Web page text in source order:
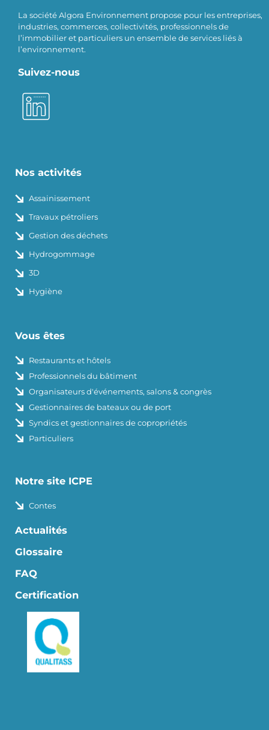
La société Algora Environnement propose pour les entreprises,
industries, commerces, collectivités, professionnels de
l’immobilier et particuliers un ensemble de services liés à
l’environnement.
Suivez-nous
Nos activités
Assainissement
Travaux pétroliers
Gestion des déchets
Hydrogommage
3D
Hygiène
Vous êtes
Restaurants et hôtels
Professionnels du bâtiment
Organisateurs d'événements, salons & congrès
Gestionnaires de bateaux ou de port
Syndics et gestionnaires de copropriétés
Particuliers
Notre site ICPE
Contes
Actualités
Glossaire
FAQ
Certification